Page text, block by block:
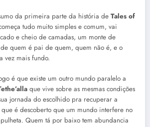
da primeira parte da história de Tales of
tudo muito simples e comum, vai
e cheio de camadas, um monte de
quem é pai de quem, quem não é, e o
vez mais fundo.
é que existe um outro mundo paralelo a
que vive sobre as mesmas condições
jornada do escolhido pra recuperar a
é descoberto que um mundo interfere no
Quem tá por baixo tem abundancia